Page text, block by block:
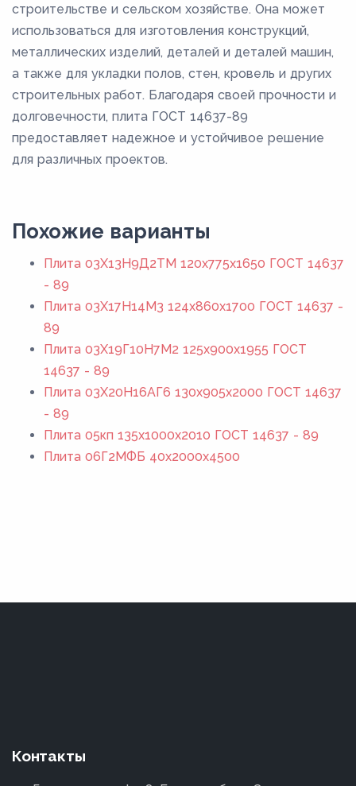
строительстве и сельском хозяйстве. Она может
использоваться для изготовления конструкций,
металлических изделий, деталей и деталей машин,
а также для укладки полов, стен, кровель и других
строительных работ. Благодаря своей прочности и
долговечности, плита ГОСТ 14637-89
предоставляет надежное и устойчивое решение
для различных проектов.
Похожие варианты
Плита 03Х13Н9Д2ТМ 120x775x1650 ГОСТ 14637
- 89
Плита 03Х17Н14М3 124x860x1700 ГОСТ 14637 -
89
Плита 03Х19Г10Н7М2 125x900x1955 ГОСТ
14637 - 89
Плита 03Х20Н16АГ6 130x905x2000 ГОСТ 14637
- 89
Плита 05кп 135x1000x2010 ГОСТ 14637 - 89
Плита 06Г2МФБ 40x2000x4500
Контакты